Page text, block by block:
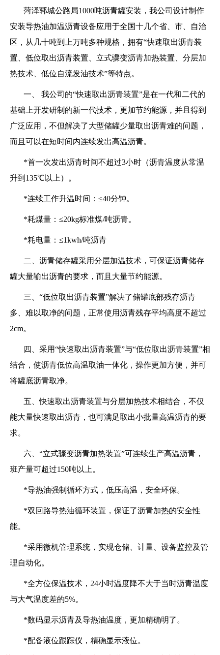
菏泽郓城公路局1000吨沥青罐安装， 我公司设计制作
安装导热油加温沥青设备应用于全国十几个省、市、自治
区，从几十吨到上万吨多种规格，拥有“快速取出沥青装
置、低位取出沥青装置、立式骤变沥青加热装置、分层加
热技术、低位自流发油技术”等特点。
一、 我公司的“快速取出沥青装置”是在一代和二代的
基础上开发研制的新一代技术，更加节约能源，并且得到
广泛应用，不但解决了大型储罐少量取出沥青难的问题，
而且可以在短时间内连续发出高温沥青。
*首一次发出沥青时间不超过3小时（沥青温度从常温
升到135℃以上）。
*连续工作升温时间：≤40分钟。
*耗煤量：≤20kg标准煤/吨沥青。
*耗电量：≤1kwh/吨沥青
二、沥青储存罐采用分层加温技术，可保证沥青储存
罐大量输出沥青的要求，而且大量节约能源。
三、“低位取出沥青装置”解决了储罐底部残存沥青
多、难以取净的问题，正常使用沥青残存平均高度不超过
2cm。
四、采用“快速取出沥青装置”与“低位取出沥青装置”相
结合，使沥青低位高温取油一体化，操作更加方便，并可
将罐底沥青取净。
五、快速取出沥青装置与分层加热技术相结合，不仅
能大量快速取出沥青，也可满足取出小批量高温沥青的要
求。
六、“立式骤变沥青加热装置”可连续生产高温沥青，
班产量可超过150吨以上。
*导热油强制循环方式，低压高温，安全环保。
*双回路导热油循环装置，保证了沥青加热的安全性
能。
*采用微机管理系统，实现仓储、计量、设备监控及管
理自动化。
*全方位保温技术，24小时温度降不大于当时沥青温度
与大气温度差的5%。
*数码显示沥青及导热油温度，更加精确明了。
*配备液位跟踪仪，精确显示液位。